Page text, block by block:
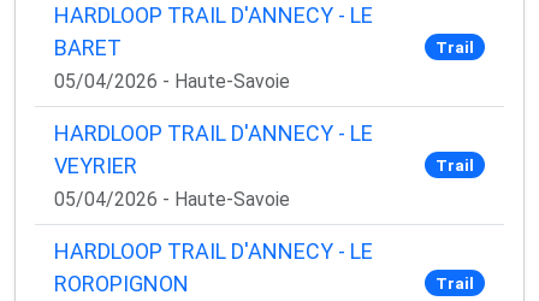
HARDLOOP TRAIL D'ANNECY - LE
BARET
05/04/2026 - Haute-Savoie
Trail
HARDLOOP TRAIL D'ANNECY - LE
VEYRIER
05/04/2026 - Haute-Savoie
Trail
HARDLOOP TRAIL D'ANNECY - LE
ROROPIGNON
Trail